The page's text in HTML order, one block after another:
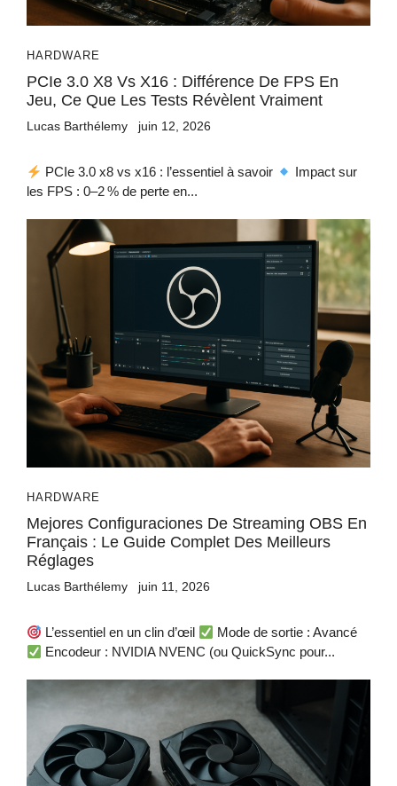
HARDWARE
PCIe 3.0 X8 Vs X16 : Différence De FPS En
Jeu, Ce Que Les Tests Révèlent Vraiment
Lucas Barthélemy juin 12, 2026
PCIe 3.0 x8 vs x16 : l’essentiel à savoir
Impact sur
les FPS : 0–2 % de perte en...
HARDWARE
Mejores Configuraciones De Streaming OBS En
Français : Le Guide Complet Des Meilleurs
Réglages
Lucas Barthélemy juin 11, 2026
L’essentiel en un clin d’œil
Mode de sortie : Avancé
Encodeur : NVIDIA NVENC (ou QuickSync pour...